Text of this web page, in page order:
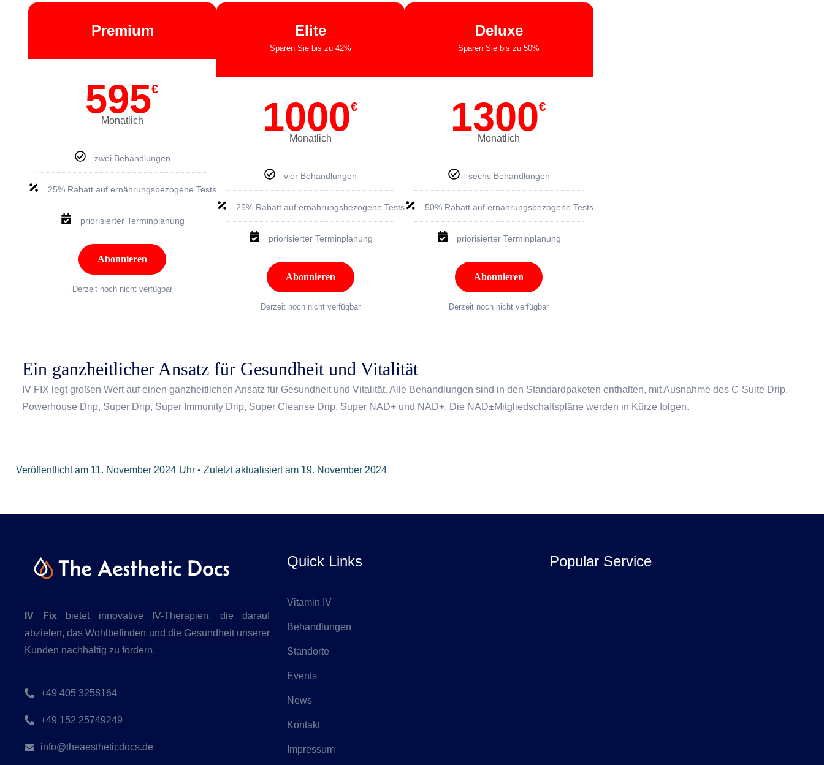
Premium
595€
Monatlich
zwei Behandlungen
25% Rabatt auf ernährungsbezogene Tests
priorisierter Terminplanung
Abonnieren
Derzeit noch nicht verfügbar
Elite
Sparen Sie bis zu 42%
1000€
Monatlich
vier Behandlungen
25% Rabatt auf ernährungsbezogene Tests
priorisierter Terminplanung
Abonnieren
Derzeit noch nicht verfügbar
Deluxe
Sparen Sie bis zu 50%
1300€
Monatlich
sechs Behandlungen
50% Rabatt auf ernährungsbezogene Tests
priorisierter Terminplanung
Abonnieren
Derzeit noch nicht verfügbar
Ein ganzheitlicher Ansatz für Gesundheit und Vitalität
IV FIX legt großen Wert auf einen ganzheitlichen Ansatz für Gesundheit und Vitalität. Alle Behandlungen sind in den Standardpaketen enthalten, mit Ausnahme des C-Suite Drip,
Powerhouse Drip, Super Drip, Super Immunity Drip, Super Cleanse Drip, Super NAD+ und NAD+. Die NAD±Mitgliedschaftspläne werden in Kürze folgen.
Veröffentlicht am 11. November 2024 Uhr • Zuletzt aktualisiert am 19. November 2024
IV Fixbietet innovative IV-Therapien, die darauf
abzielen, das Wohlbefinden und die Gesundheit unserer
Kunden nachhaltig zu fördern.
+49 405 3258164
+49 152 25749249
info@theaestheticdocs.de
Quick Links
Vitamin IV
Behandlungen
Standorte
Events
News
Kontakt
Impressum
Popular Service